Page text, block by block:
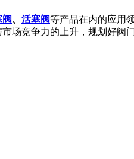
、 活塞阀等产品在内的应用
场竞争力的上升，规划好阀